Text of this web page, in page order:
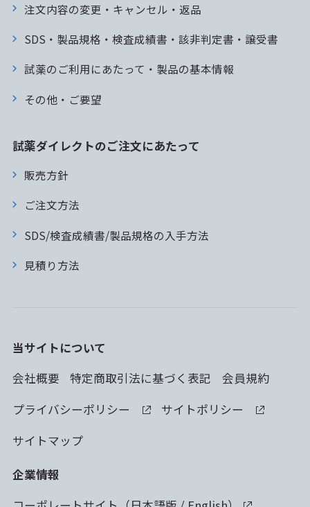
注文内容の変更・キャンセル・返品
SDS・製品規格・検査成績書・該非判定書・譲受書
試薬のご利用にあたって・製品の基本情報
その他・ご要望
試薬ダイレクトのご注文にあたって
販売方針
ご注文方法
SDS/検査成績書/製品規格の入手方法
見積り方法
当サイトについて
会社概要
特定商取引法に基づく表記
会員規約
プライバシーポリシー
サイトポリシー
サイトマップ
企業情報